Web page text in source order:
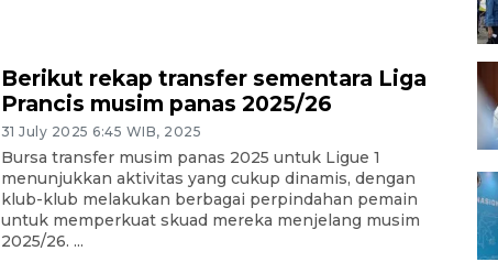
Berikut rekap transfer sementara Liga
Prancis musim panas 2025/26
31 July 2025 6:45 WIB, 2025
Bursa transfer musim panas 2025 untuk Ligue 1
menunjukkan aktivitas yang cukup dinamis, dengan
klub-klub melakukan berbagai perpindahan pemain
untuk memperkuat skuad mereka menjelang musim
2025/26. ...